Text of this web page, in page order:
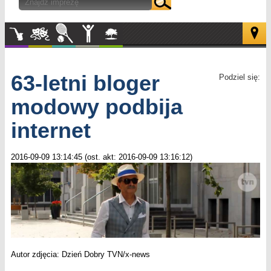
MuzykaKultura Sport Inne
Podziel się:
63-letni bloger
modowy podbija
internet
2016-09-09 13:14:45 (ost. akt: 2016-09-09 13:16:12)
Autor zdjęcia: Dzień Dobry TVN/x-news